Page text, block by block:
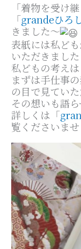
「着物を受け
「grandeひろ
きました〜
表紙には私ど
いただきました
私どもの考え
まずは手仕事
の目で見ていた
その想いも語
詳しくは「
覧くださいませ